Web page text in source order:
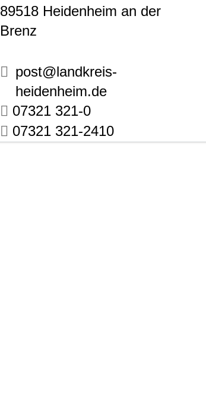
89518 Heidenheim an der
Brenz
post@landkreis-
heidenheim.de
07321 321-0
07321 321-2410